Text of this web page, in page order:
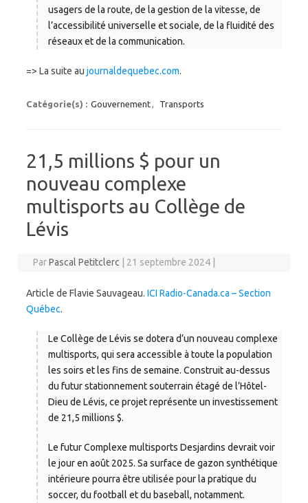
usagers de la route, de la gestion de la vitesse, de
l’accessibilité universelle et sociale, de la fluidité des
réseaux et de la communication.
=> La suite au journaldequebec.com.
Catégorie(s) : Gouvernement, Transports
21,5 millions $ pour un
nouveau complexe
multisports au Collège de
Lévis
ParPascal Petitclerc 21 septembre 2024
Article de Flavie Sauvageau. ICI Radio-Canada.ca – Section
Québec.
Le Collège de Lévis se dotera d’un nouveau complexe
multisports, qui sera accessible à toute la population
les soirs et les fins de semaine. Construit au-dessus
du futur stationnement souterrain étagé de l’Hôtel-
Dieu de Lévis, ce projet représente un investissement
de 21,5 millions $.
Le futur Complexe multisports Desjardins devrait voir
le jour en août 2025. Sa surface de gazon synthétique
intérieure pourra être utilisée pour la pratique du
soccer, du football et du baseball, notamment.